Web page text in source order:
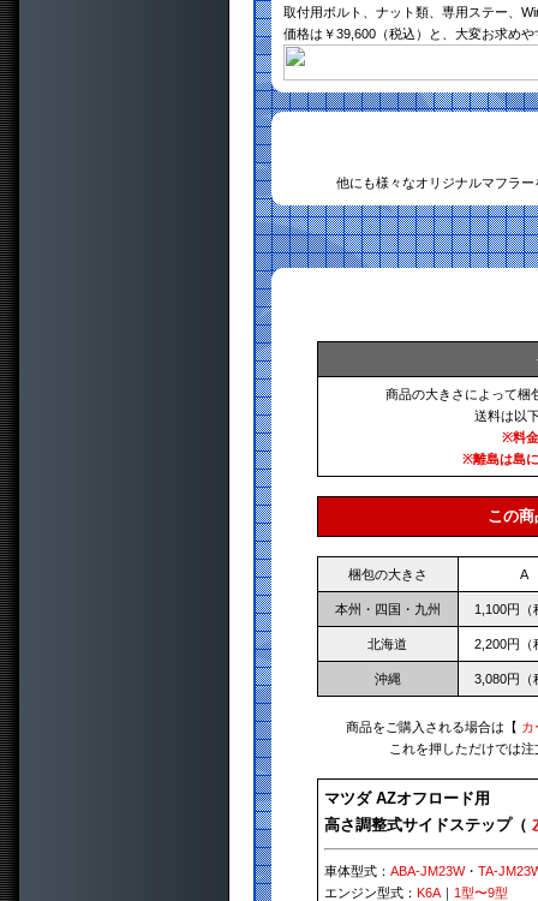
取付用ボルト、ナット類、専用ステー、
価格は￥39,600（税込）と、大変お求め
他にも様々なオリジナルマフラ
商品の大きさによって梱
送料は以
※料
※離島は島
この
梱包の大きさ A
本州・四国・九州 1,100円（
北海道 2,200円（
沖縄 3,080円（
商品をご購入される場合は【 カ
これを押しただけでは
マツダ AZオフロード用
高さ調整式サイドステップ（
車体型式： ABA-JM23W・ TA-
エンジン型式： K6A｜ 1型〜9型